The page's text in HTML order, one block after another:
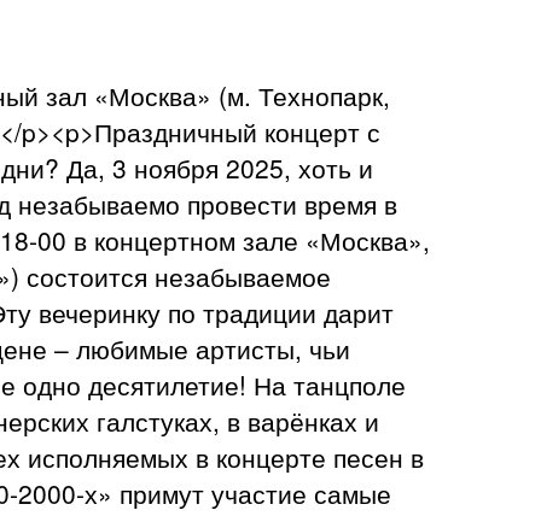
зал «Москва» (м. Технопарк,
p><p>Праздничный концерт с
Да, 3 ноября 2025, хоть и
незабываемо провести время в
00 в концертном зале «Москва»,
состоится незабываемое
вечеринку по традиции дарит
– любимые артисты, чьи
десятилетие! На танцполе
галстуках, в варёнках и
исполняемых в концерте песен в
2000-х» примут участие самые